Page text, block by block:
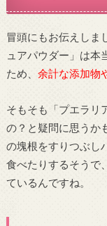
冒頭にもお伝えしま
ュアパウダー」は本
ため、 余計な添加物
そもそも「プエラリ
の？と疑問に思うか
の塊根をすりつぶし
食べたりするそうで、
ているんですね。